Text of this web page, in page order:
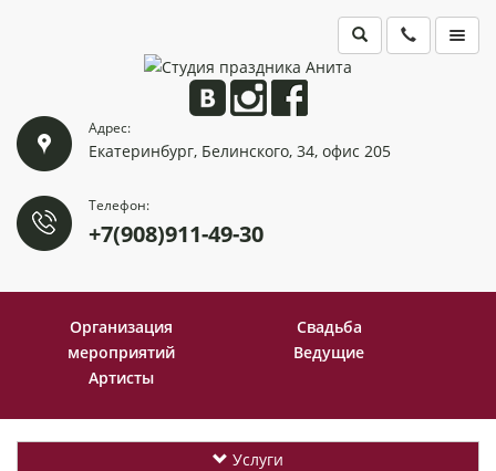
ПОРТФОЛИО
КОНТАКТЫ
Адрес:
Екатеринбург, Белинского, 34, офис 205
Телефон:
+7(908)911-49-30
Организация
мероприятий
Свадьба
Ведущие
Артисты
Услуги